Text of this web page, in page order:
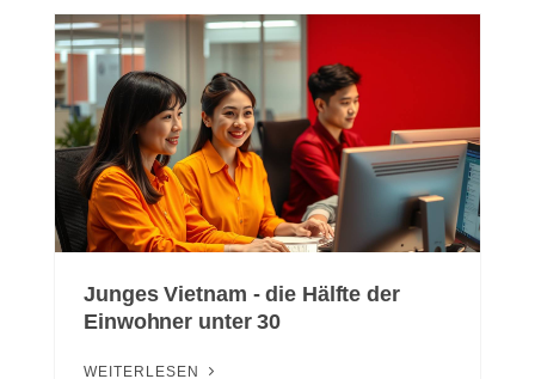
Junges Vietnam - die Hälfte der
Einwohner unter 30
WEITERLESEN